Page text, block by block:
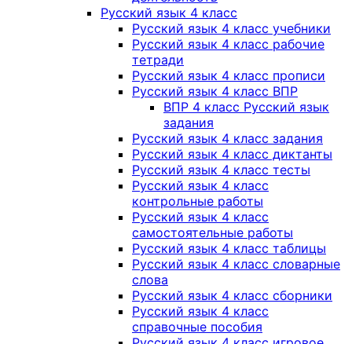
Русский язык 4 класс
Русский язык 4 класс учебники
Русский язык 4 класс рабочие
тетради
Русский язык 4 класс прописи
Русский язык 4 класс ВПР
ВПР 4 класс Русский язык
задания
Русский язык 4 класс задания
Русский язык 4 класс диктанты
Русский язык 4 класс тесты
Русский язык 4 класс
контрольные работы
Русский язык 4 класс
самостоятельные работы
Русский язык 4 класс таблицы
Русский язык 4 класс словарные
слова
Русский язык 4 класс сборники
Русский язык 4 класс
справочные пособия